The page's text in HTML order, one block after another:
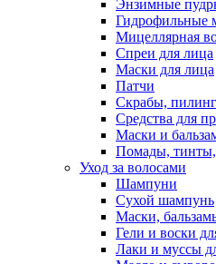
Энзимные
Гидрофильные
Мицеллярная
Спреи для лица
Маски для лица
Патчи
Скрабы,
Средства для
Маски и
Помады, тинты,
Уход за волосами
Шампуни
Сухой шампунь
Маски,
Гели и воски
Лаки и муссы